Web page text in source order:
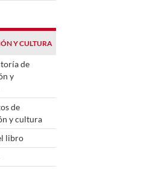
Y CULTURA
de
y
de
y cultura
libro